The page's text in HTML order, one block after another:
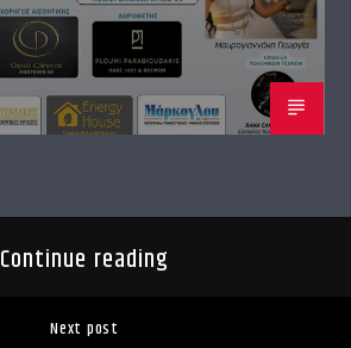
Continue reading
Next post